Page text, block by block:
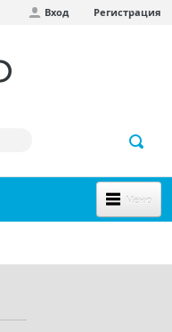
Вход Регистрация
Меню